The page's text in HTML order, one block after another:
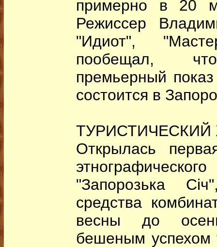
примерно в 20
Режиссер
"Идиот",
пообещал,
премьерный
состоится в
ТУРИСТИЧЕСКИЙ
Открылась
"Запорозька
средства
весны до
бешеным успехом